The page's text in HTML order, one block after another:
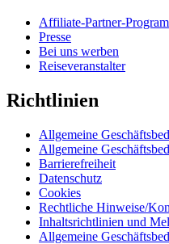
Affiliate-Partner-
Presse
Bei uns werben
Reiseveranstalter
Richtlinien
Allgemeine
Allgemeine
Barrierefreiheit
Datenschutz
Cookies
Rechtliche Hinweise/
Inhaltsrichtlinien und
Allgemeine